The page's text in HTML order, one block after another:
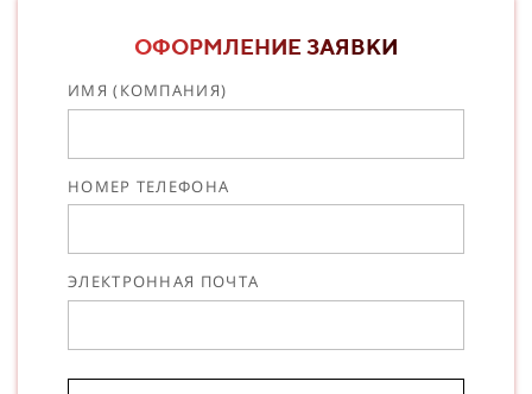
ОФОРМЛЕНИЕ ЗАЯВКИ
ИМЯ (КОМПАНИЯ)
НОМЕР ТЕЛЕФОНА
ЭЛЕКТРОННАЯ ПОЧТА